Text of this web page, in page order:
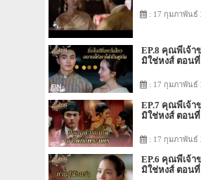
: 17 กุมภาพันธ์
EP.8 คุณพี่เจ้า
มิใช่หงส์ ตอนที่
: 17 กุมภาพันธ์
EP.7 คุณพี่เจ้า
มิใช่หงส์ ตอนที่
: 17 กุมภาพันธ์
EP.6 คุณพี่เจ้า
มิใช่หงส์ ตอนที่